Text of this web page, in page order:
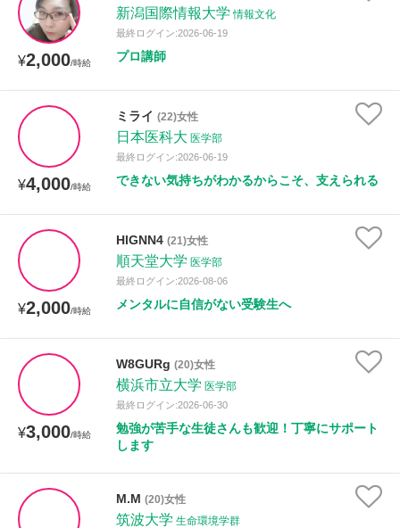
¥2,000/時給
新潟国際情報大学 情報文化
最終ログイン:2026-06-19
プロ講師
¥4,000/時給
ミライ (22)女性
日本医科大 医学部
最終ログイン:2026-06-19
できない気持ちがわかるからこそ、支えられる
¥2,000/時給
HlGNN4 (21)女性
順天堂大学 医学部
最終ログイン:2026-08-06
メンタルに自信がない受験生へ
¥3,000/時給
W8GURg (20)女性
横浜市立大学 医学部
最終ログイン:2026-06-30
勉強が苦手な生徒さんも歓迎！丁寧にサポート
します
M.M (20)女性
筑波大学 生命環境学群